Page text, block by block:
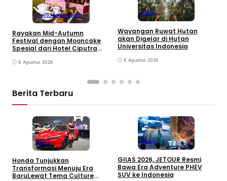
Gaya HidupKuliner
Rayakan Mid-Autumn
Festival dengan Mooncake
Spesial dari Hotel Ciputra
6 Agustus 2026
Galeri
Wayangan Ruwat Hutan
akan Digelar di Hutan
Universitas Indonesia
6 Agustus 2026
Berita Terbaru
Bisnis
Honda Tunjukkan
Transformasi Menuju Era
BaruLewat Tema Culture
Bisnis
GIIAS 2026, JETOUR Resmi
Bawa Era Adventure PHEV
SUV ke Indonesia